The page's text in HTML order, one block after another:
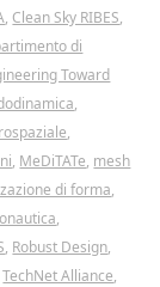
, Clean Sky RIBES,
di
Toward
,
,
, MeDiTATe, mesh
di forma,
,
, Robust Design,
TechNet Alliance,